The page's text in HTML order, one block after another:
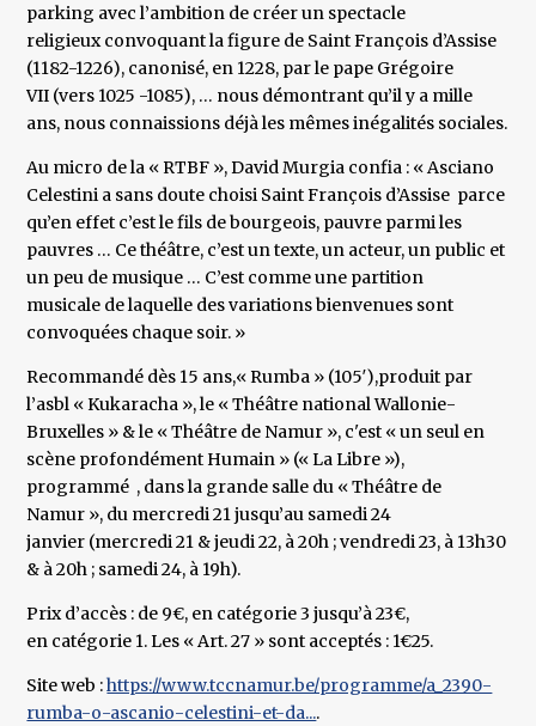
parking avec l’ambition de créer un spectacle
religieux convoquant la figure de Saint François d’Assise
(1182-1226), canonisé, en 1228, par le pape Grégoire
VII (vers 1025 -1085), … nous démontrant qu’il y a mille
ans, nous connaissions déjà les mêmes inégalités sociales.
Au micro de la « RTBF », David Murgia confia : « Asciano
Celestini a sans doute choisi Saint François d’Assise parce
qu’en effet c’est le fils de bourgeois, pauvre parmi les
pauvres … Ce théâtre, c’est un texte, un acteur, un public et
un peu de musique … C’est comme une partition
musicale de laquelle des variations bienvenues sont
convoquées chaque soir. »
Recommandé dès 15 ans,« Rumba » (105′),produit par
l’asbl « Kukaracha », le « Théâtre national Wallonie-
Bruxelles » & le « Théâtre de Namur », c'est « un seul en
scène profondément Humain » (« La Libre »),
programmé , dans la grande salle du « Théâtre de
Namur », du mercredi 21 jusqu’au samedi 24
janvier (mercredi 21 & jeudi 22, à 20h ; vendredi 23, à 13h30
& à 20h ; samedi 24, à 19h).
Prix d’accès : de 9€, en catégorie 3 jusqu’à 23€,
en catégorie 1. Les « Art. 27 » sont acceptés : 1€25.
Site web :https://www.tccnamur.be/programme/a_2390-
rumba-o-ascanio-celestini-et-da....